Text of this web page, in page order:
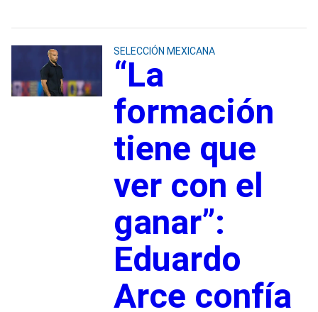
SELECCIÓN MEXICANA
“La
formación
tiene que
ver con el
ganar”:
Eduardo
Arce confía